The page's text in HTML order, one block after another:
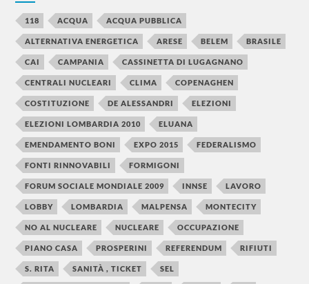
118 ACQUA ACQUA PUBBLICA
ALTERNATIVA ENERGETICA ARESE BELEM BRASILE
CAI CAMPANIA CASSINETTA DI LUGAGNANO
CENTRALI NUCLEARI CLIMA COPENAGHEN
COSTITUZIONE DE ALESSANDRI ELEZIONI
ELEZIONI LOMBARDIA 2010 ELUANA
EMENDAMENTO BONI EXPO 2015 FEDERALISMO
FONTI RINNOVABILI FORMIGONI
FORUM SOCIALE MONDIALE 2009 INNSE LAVORO
LOBBY LOMBARDIA MALPENSA MONTECITY
NO AL NUCLEARE NUCLEARE OCCUPAZIONE
PIANO CASA PROSPERINI REFERENDUM RIFIUTI
S. RITA SANITÀ , TICKET SEL